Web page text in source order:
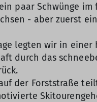
paar Schwünge im
- aber zuerst
legten wir in einer
durch das
der Forststraße